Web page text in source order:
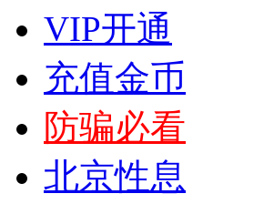
VIP开通
充值金币
防骗必看
北京性息